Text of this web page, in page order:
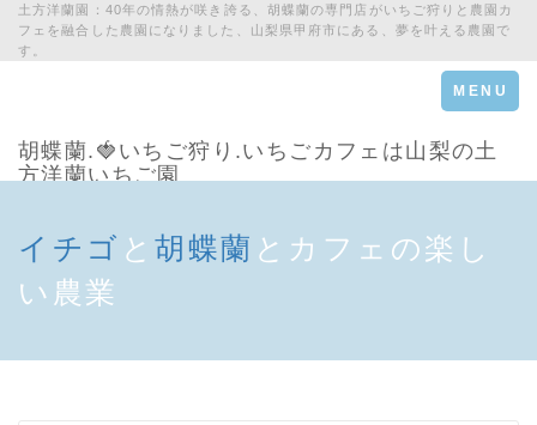
土方洋蘭園：40年の情熱が咲き誇る、胡蝶蘭の専門店がいちご狩りと農園カ
フェを融合した農園になりました、山梨県甲府市にある、夢を叶える農園で
す。
Toggle
navigation
MENU
胡蝶蘭.🍓いちご狩り.いちごカフェは山梨の土
方洋蘭いちご園
イチゴ と 胡蝶蘭 とカフェの楽し
い農業